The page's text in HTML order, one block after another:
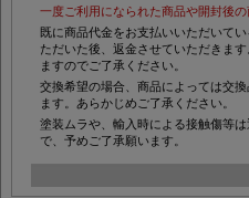
一度ご利用になられた商品や開封後
既に商品代金をお支払いいただいて
ただいた後、返金させていただきま
ますのでご了承ください。
交換希望の場合、商品によっては交
ます。あらかじめご了承ください。
塗装ムラや、輸入時による接触傷等
で、予めご了承願います。